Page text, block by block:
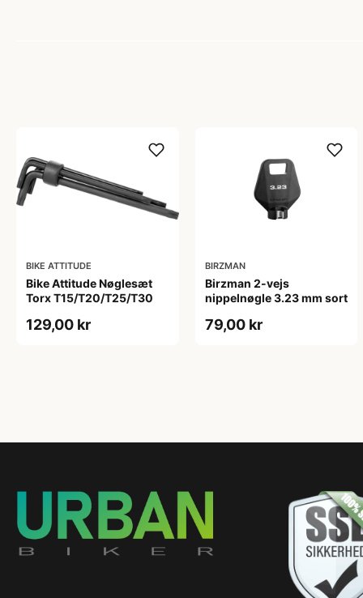
BIKE ATTITUDE
Bike Attitude Nøglesæt
Torx T15/T20/T25/T30
129,00 kr
BIRZMAN
Birzman 2-vejs
nippelnøgle 3.23 mm sort
79,00 kr